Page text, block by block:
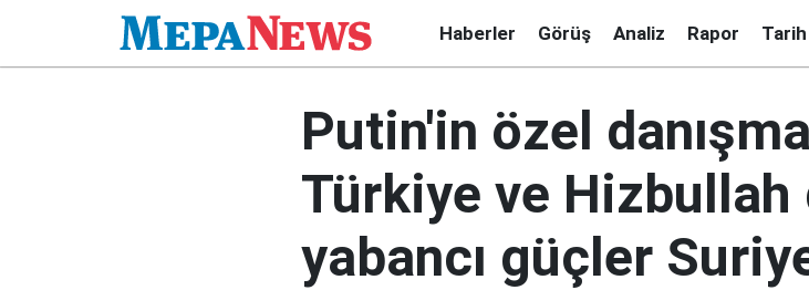
Haberler Görüş Analiz Rapor Tarih
Putin'in özel
Türkiye ve
yabancı güçler